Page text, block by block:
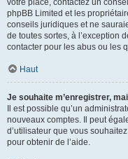
votre place, contactez un
phpBB Limited et les
conseils juridiques et ne
de toutes sortes, à l’exception
contacter pour les abus ou les
Haut
Je souhaite m’enregistrer,
Il est possible qu’un
nouveaux comptes. Il peut
d’utilisateur que vous
pour obtenir de l’aide.